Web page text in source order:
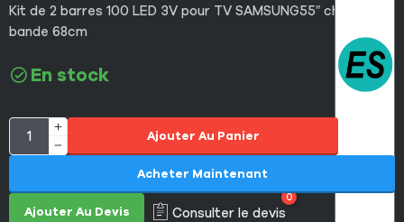
Kit de 2 barres 100 LED 3V pour TV SAMSUNG55″ chaque
bande 68cm
En stock
Ajouter Au Panier
Ajouter Au Devis Consulter le devis
0
Acheter Maintenant